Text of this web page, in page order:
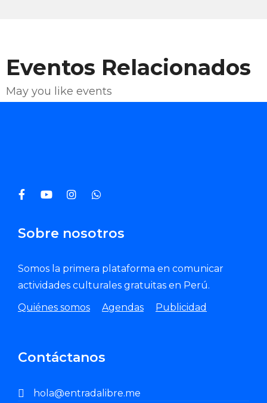
Eventos Relacionados
May you like events
Sobre nosotros
Somos la primera plataforma en comunicar
actividades culturales gratuitas en Perú.
Quiénes somos
Agendas Publicidad
Contáctanos
hola@entradalibre.me